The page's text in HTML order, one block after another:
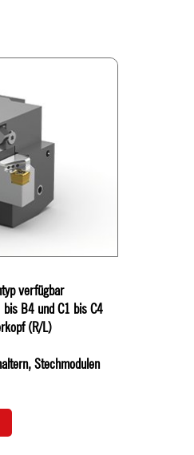
verfügbar
B4 und C1 bis C4
(R/L)
Stechmodulen